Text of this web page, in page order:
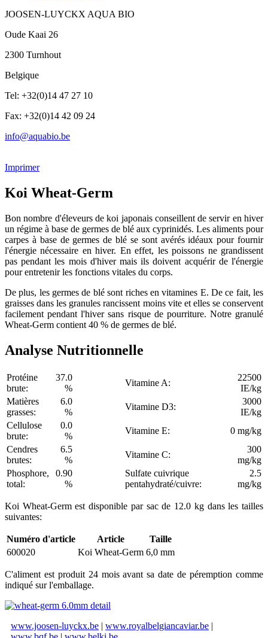
JOOSEN-LUYCKX AQUA BIO
Oude Kaai 26
2300 Turnhout
Belgique
Tel: +32(0)14 47 27 10
Fax: +32(0)14 42 09 24
info@aquabio.be
Imprimer
Koi Wheat-Germ
Bon nombre d'éleveurs de koi japonais conseillent de servir en hiver
un régime à base de germes de blé aux cyprinidés. Les aliments pour
carpes à base de germes de blé se sont avérés idéaux pour fournir
l'énergie nécessaire en hiver. En effet, les poissons ne grandissent
pas pendant les mois d'hiver mais ils doivent acquérir de l'énergie
pour entretenir les fonctions vitales du corps.
De plus, les germes de blé sont riches en vitamines E. De ce fait, les
graisses dans les granules rancissent moins vite et elles se conservent
facilement pendant l'hiver sans risque de pourriture. Notre granulé
Wheat-Germ contient 40 % de germes de blé.
Analyse Nutritionnelle
Protéine
brute:
37.0
%
Vitamine A:
22500
IE/kg
Matières
grasses:
6.0
%
Vitamine D3:
3000
IE/kg
Cellulose
brute:
0.0
%
Vitamine E:
0 mg/kg
Cendres
brutes:
6.5
%
Vitamine C:
300
mg/kg
Phosphore,
total:
0.90
%
Sulfate cuivrique
pentahydraté/cuivre:
2.5
mg/kg
Koi Wheat-Germ est disponible par sac de 12.0 kg dans les tailles
suivantes:
Numéro d'article Article
Taille
600020
Koi Wheat-Germ 6,0 mm
C'aliment est produit 24 mois avant sa date de péremption comme
indiqué sur l'emballage.
www.joosen-luyckx.be | www.royalbelgiancaviar.be |